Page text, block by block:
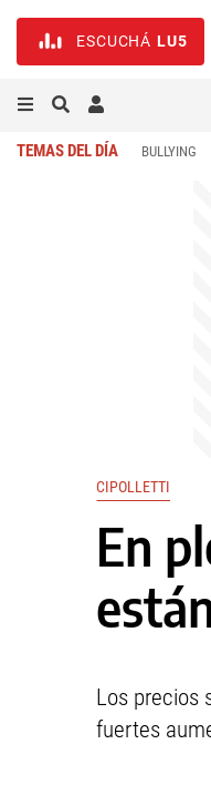
ESCUCHÁ LU5
TEMAS DEL DÍA BULLYING
CIPOLLETTI
En
Los precios
fuertes